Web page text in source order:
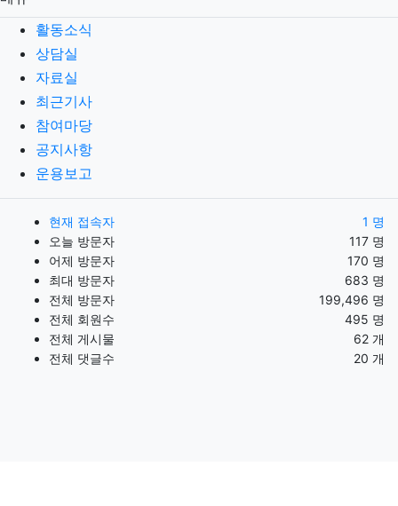
활동소식
상담실
자료실
최근기사
참여마당
공지사항
운용보고
현재 접속자
1 명
오늘 방문자
117 명
어제 방문자
170 명
최대 방문자
683 명
전체 방문자
199,496 명
전체 회원수
495 명
전체 게시물
62 개
전체 댓글수
20 개